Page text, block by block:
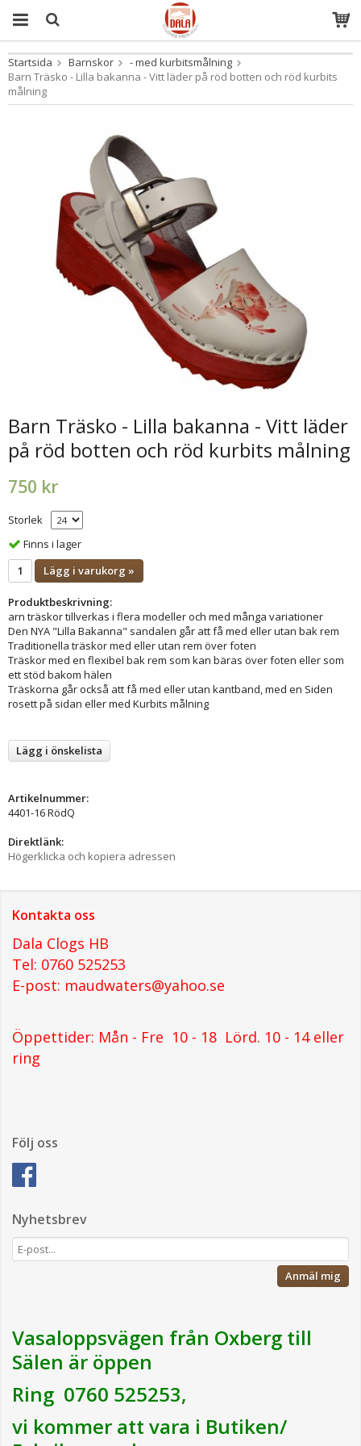
Produkten har blivit tillagd i varukorgen
Startsida Barnskor
- med kurbitsmålning
Barn Träsko - Lilla bakanna - Vitt läder på röd botten och röd kurbits
målning
Barn Träsko - Lilla bakanna - Vitt läder
på röd botten och röd kurbits målning
750 kr
Storlek
Finns i lager
Lägg i varukorg »
Produktbeskrivning:
arn träskor tillverkas i flera modeller och med många variationer
Den NYA "Lilla Bakanna" sandalen går att få med eller utan bak rem
Traditionella träskor med eller utan rem över foten
Träskor med en flexibel bak rem som kan bäras över foten eller som
ett stöd bakom hälen
Träskorna går också att få med eller utan kantband, med en Siden
rosett på sidan eller med Kurbits målning
Lägg i önskelista
Artikelnummer:
4401-16 RödQ
Direktlänk:
Högerklicka och kopiera adressen
Kontakta oss
Dala Clogs HB
Tel: 0760 525253
E-post: maudwaters@yahoo.se
Öppettider: Mån - Fre 10 - 18 Lörd. 10 - 14 eller
ring
Följ oss
Nyhetsbrev
Anmäl mig
Vasaloppsvägen från Oxberg till
Sälen är öppen
Ring 0760 525253,
vi kommer att vara i Butiken/